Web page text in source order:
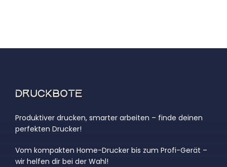
Produktiver drucken, smarter arbeiten – finde deinen
perfekten Drucker!
Vom kompakten Home-Drucker bis zum Profi-Gerät –
wir helfen dir bei der Wahl!